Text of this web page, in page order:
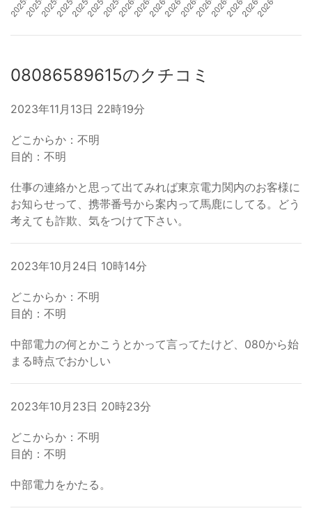
08086589615のクチコミ
2023年11月13日 22時19分
どこからか：不明
目的：不明
仕事の連絡かと思って出てみれば東京電力関内のお客様に
お知らせって、携帯番号から案内って馬鹿にしてる。どう
考えても詐欺、気をつけて下さい。
2023年10月24日 10時14分
どこからか：不明
目的：不明
中部電力の何とかこうとかって言ってたけど、080から始
まる時点でおかしい
2023年10月23日 20時23分
どこからか：不明
目的：不明
中部電力をかたる。